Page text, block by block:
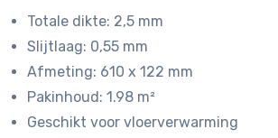
€ 43,95.€ 37,95.
Totale dikte: 2,5 mm
Slijtlaag: 0,55 mm
Afmeting: 610 x 122 mm
Pakinhoud: 1.98 m²
Geschikt voor vloerverwarming